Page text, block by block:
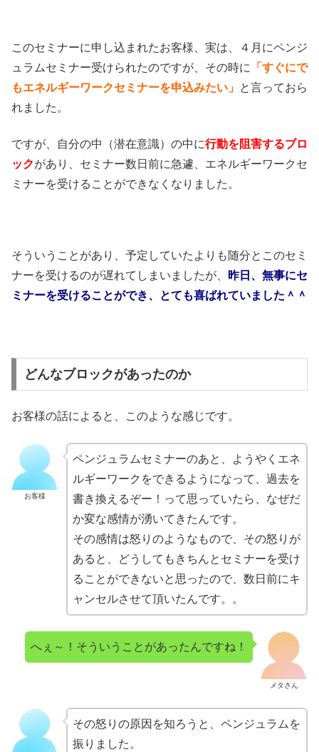
このセミナーに申し込まれたお客様、実は、４月にペンジ
ュラムセミナー受けられたのですが、その時に
「すぐにで
もエネルギーワークセミナーを申込みたい」 と言っておら
れました。
ですが、自分の中（潜在意識）の中に行動を阻害するブロ
ックがあり、セミナー数日前に急遽、エネルギーワークセ
ミナーを受けることができなくなりました。
そういうことがあり、予定していたよりも随分とこのセミ
ナーを受けるのが遅れてしまいましたが、
昨日、無事にセ
ミナーを受けることができ、とても喜ばれていました＾＾
どんなブロックがあったのか
お客様の話によると、このような感じです。
お客様
ペンジュラムセミナーのあと、ようやくエネ
ルギーワークをできるようになって、過去を
書き換えるぞー！って思っていたら、なぜだ
か変な感情が湧いてきたんです。
その感情は怒りのようなもので、その怒りが
あると、どうしてもきちんとセミナーを受け
ることができないと思ったので、数日前にキ
ャンセルさせて頂いたんです。。
メタさん
へぇ～！そういうことがあったんですね！
その怒りの原因を知ろうと、ペンジュラムを
振りました。